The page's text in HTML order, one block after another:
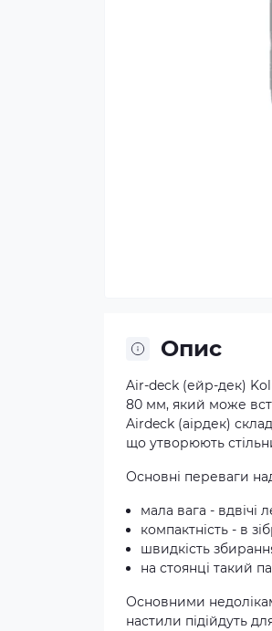
Опис
Air-deck (ейр-дек)
80 мм, який може
Airdeck (аірдек)
що утворюють
Основні переваги
мала вага - вдвічі
компактність - в
швидкість
на стоянці такий
Основними
настили підійдуть